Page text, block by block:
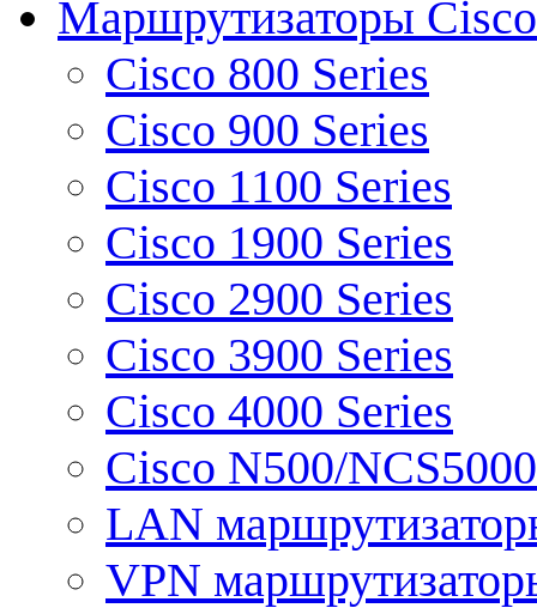
Маршрутизаторы Cisco
Cisco 800 Series
Cisco 900 Series
Cisco 1100 Series
Cisco 1900 Series
Cisco 2900 Series
Cisco 3900 Series
Cisco 4000 Series
Cisco N500/
LAN
VPN